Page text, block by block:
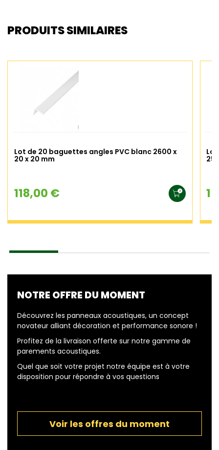
PRODUITS SIMILAIRES
Lot de 20 baguettes angles PVC blanc 2600 x
20 x 20 mm
118,00 €
25
NOTRE OFFRE DU MOMENT
Découvrez les panneaux acoustiques, un concept
novateur alliant décoration et performance sonore !
Profitez de la livraison offerte sur notre gamme de
parements acoustiques.
Quel que soit votre projet notre équipe est à votre
disposition pour répondre à vos questions
Voir les offres du moment